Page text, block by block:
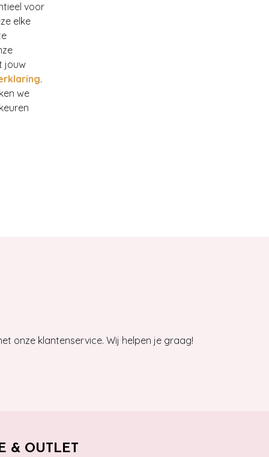
voor
elke
jouw
.
we
138
onze klantenservice. Wij helpen je graag!
& OUTLET